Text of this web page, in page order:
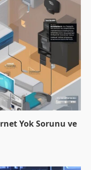
Yok Sorunu ve